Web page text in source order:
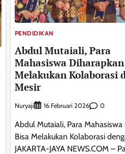
PENDIDIKAN
Abdul Mutaiali, Para
Mahasiswa
Melakukan Kolaborasi
Mesir
Nuryaji 16 Februari 2026 0
Abdul Mutaiali, Para
Bisa Melakukan Kolaborasi
JAKARTA-JAYA NEWS.COM –